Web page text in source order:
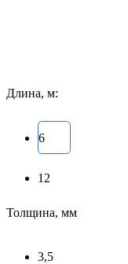
Длина, м:
6
12
Толщина, мм
3,5